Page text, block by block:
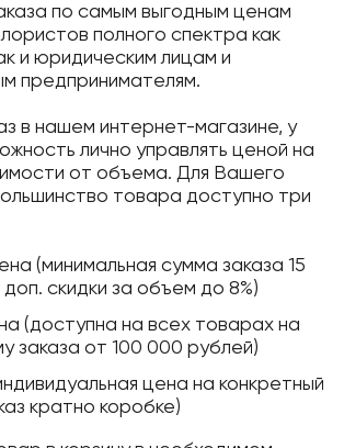
по самым выгодным ценам
полного спектра как
и юридическим лицам и
предпринимателям.
в нашем интернет-магазине, у
лично управлять ценой на
от объема. Для Вашего
товара доступно три
(минимальная сумма заказа 15
скидки за объем до 8%)
(доступна на всех товарах на
заказа от 100 000 рублей)
цена на конкретный
кратно коробке)